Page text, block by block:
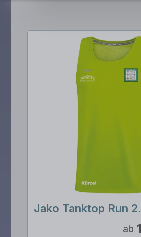
Jako Tanktop Run
ab